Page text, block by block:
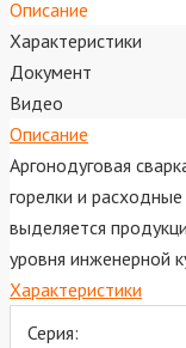
Описание
Характеристики
Документ
Видео
Описание
Аргонодуговая
горелки и
выделяется
уровня инженерной
Характеристики
Серия: